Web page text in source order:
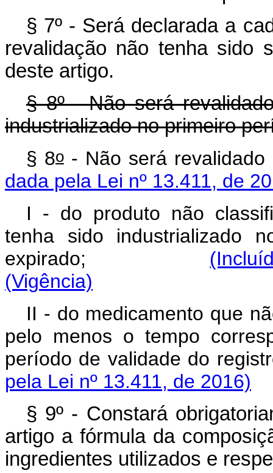
§ 7º - Será declarada a
revalidação não tenha sido
deste artigo.
§ 8º -Não será
industrializado no primeiro
§ 8o- Não será
dada pela Lei nº 13.411, de
I - do produto não
tenha sido industrializado
expirado;
(Vigência)
II - do medicamento que
pelo menos o tempo
período de validade
pela Lei nº 13.411, de 2016)
§ 9º - Constará
artigo a fórmula da
ingredientes utilizados e